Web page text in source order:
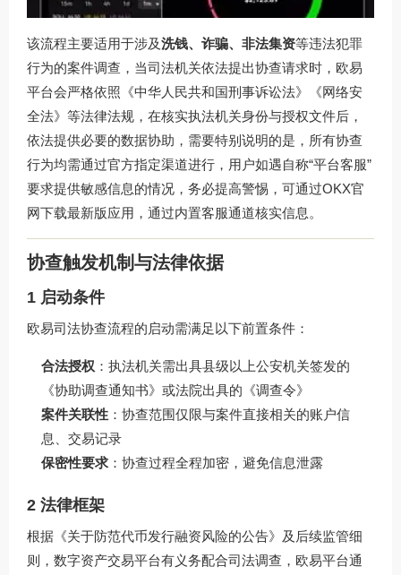
该流程主要适用于涉及洗钱、诈骗、非法集资等违法犯罪
行为的案件调查，当司法机关依法提出协查请求时，欧易
平台会严格依照《中华人民共和国刑事诉讼法》《网络安
全法》等法律法规，在核实执法机关身份与授权文件后，
依法提供必要的数据协助，需要特别说明的是，所有协查
行为均需通过官方指定渠道进行，用户如遇自称“平台客服”
要求提供敏感信息的情况，务必提高警惕，可通过OKX官
网下载最新版应用，通过内置客服通道核实信息。
协查触发机制与法律依据
1 启动条件
欧易司法协查流程的启动需满足以下前置条件：
合法授权 ：执法机关需出具县级以上公安机关签发的
《协助调查通知书》或法院出具的《调查令》
案件关联性 ：协查范围仅限与案件直接相关的账户信
息、交易记录
保密性要求 ：协查过程全程加密，避免信息泄露
2 法律框架
根据《关于防范代币发行融资风险的公告》及后续监管细
则，数字资产交易平台有义务配合司法调查，欧易平台通